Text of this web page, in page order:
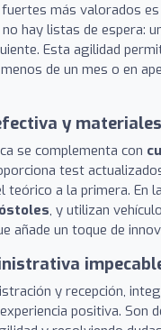
más valorados
hay listas de espera:
Esta agilidad
de un mes o en
y
se complementa con
test
teórico a la primera. En
, y utilizan
añade un toque de
y recepción,
positiva. Son